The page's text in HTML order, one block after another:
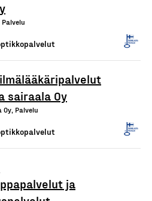
sairaala Oy
Palvelu
ja